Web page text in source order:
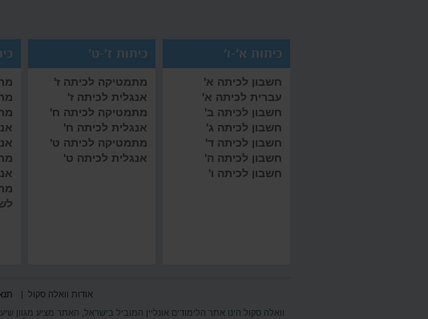
כיתות א'-ו'
חשבון לכיתה א'
עברית לכיתה א'
חשבון לכיתה ב'
חשבון לכיתה ג'
חשבון לכיתה ד'
חשבון לכיתה ה'
חשבון לכיתה ו'
כיתות ז'-ט'
מתמטיקה לכיתה ז'
אנגלית לכיתה ז'
מתמטיקה לכיתה ח'
אנגלית לכיתה ח'
מתמטיקה לכיתה ט'
אנגלית לכיתה ט'
אודות וואלה סקול
וואלה סקול הינו אתר הלימודים אונליין המוביל בישראל, האתר מציע מגוון